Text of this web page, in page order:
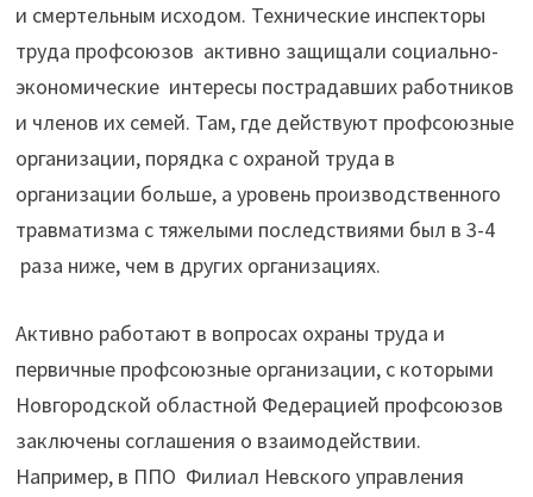
и смертельным исходом. Технические инспекторы
труда профсоюзов активно защищали социально-
экономические интересы пострадавших работников
и членов их семей. Там, где действуют профсоюзные
организации, порядка с охраной труда в
организации больше, а уровень производственного
травматизма с тяжелыми последствиями был в 3-4
раза ниже, чем в других организациях.
Активно работают в вопросах охраны труда и
первичные профсоюзные организации, с которыми
Новгородской областной Федерацией профсоюзов
заключены соглашения о взаимодействии.
Например, в ППО Филиал Невского управления